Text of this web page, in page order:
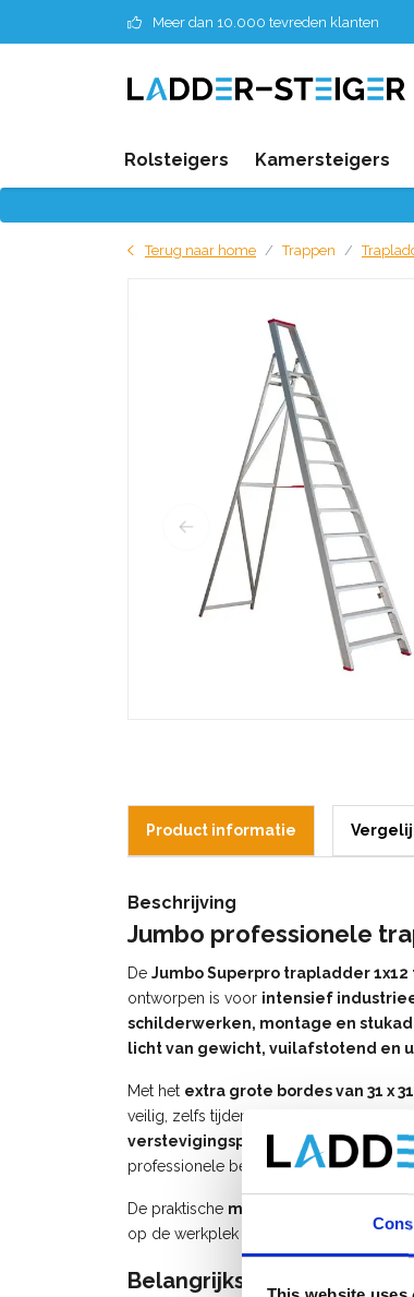
Meer dan 10.000 tevreden klanten
Rolsteigers Kamersteigers
Terug naar home Trappen
Product informatie
Beschrijving
Jumbo professionele
De JumboSuperpro trapladder1x12
ontworpen is voor intensief
schilderwerken, montage en
lichtvan gewicht, vuilafstotend en
Met het extra grote bordesvan 31 x31
veilig, zelfs tijdens
verstevigingsplaten
en12
professionele belasting.
De praktische materiaalbak
op de werkplek maakt.
Belangrijkste